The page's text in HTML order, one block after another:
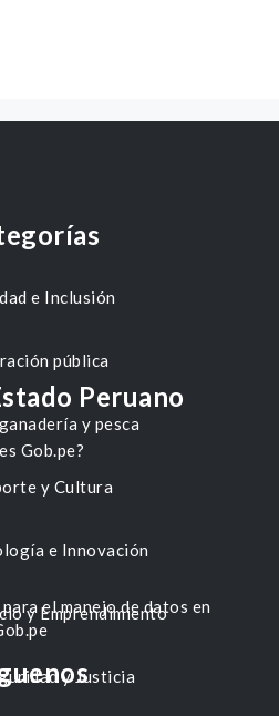
e Inclusión
pública
y pesca
y Cultura
e Innovación
y Emprendimiento
y Justicia
Peruano
Gob.pe?
el manejo de datos en